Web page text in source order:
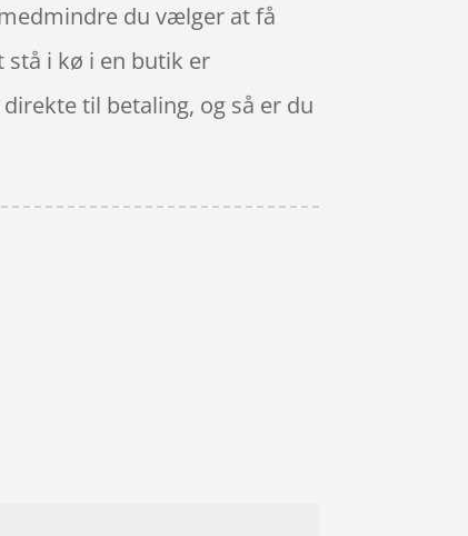
du vælger at få
stå i kø i en butik er
til betaling, og så er du